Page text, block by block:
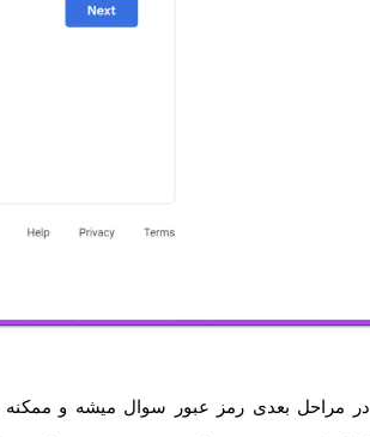
در مراحل بعدی رمز عبور سوال میشه و ممکنه